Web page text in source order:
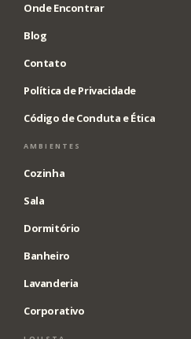
Onde Encontrar
Blog
Contato
Política de Privacidade
Código de Conduta e Ética
AMBIENTES
Cozinha
Sala
Dormitório
Banheiro
Lavanderia
Corporativo